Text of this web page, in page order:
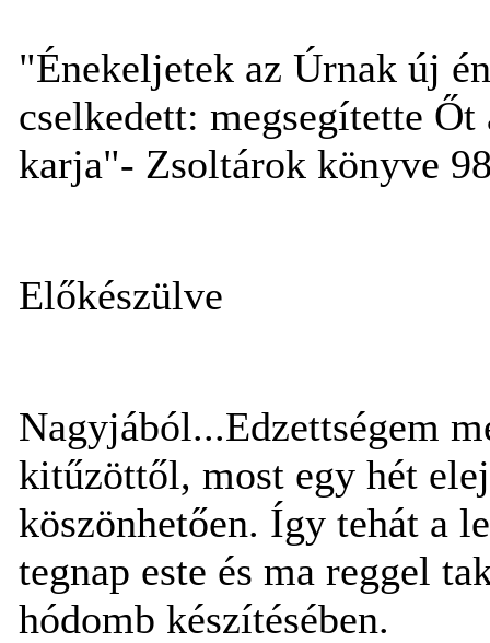
"Énekeljetek az Úrnak új
cselkedett: megsegítette Őt
karja"- Zsoltárok könyve
Előkészülve
Nagyjából...Edzettségem
kitűzöttől, most egy hét
köszönhetően. Így tehát a
tegnap este és ma reggel
hódomb készítésében.